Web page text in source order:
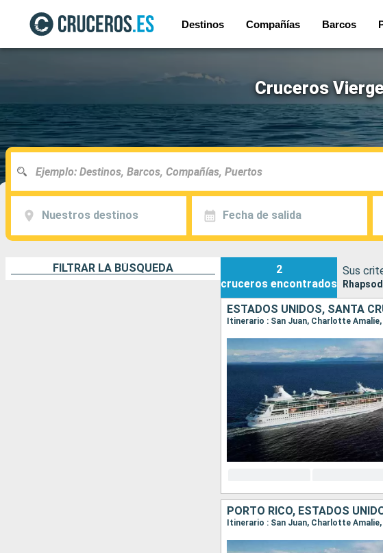
Destinos Compañías Barcos
Cruceros
Nuestros destinos Fecha de salida
FILTRAR LA BÚSQUEDA
2
cruceros encontrados
Sus
Itinerario : San Juan, Charlotte
Itinerario : San Juan, Charlotte